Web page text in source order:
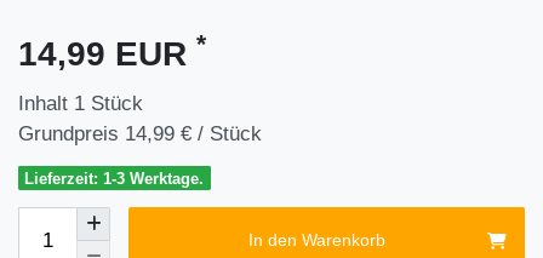
14,99 EUR *
Inhalt 1 Stück
Grundpreis 14,99 € / Stück
Lieferzeit: 1-3 Werktage.
In den Warenkorb